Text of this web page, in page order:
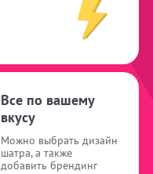
Все по вашему
вкусу
Можно выбрать дизайн
шатра, а также
добавить брендинг